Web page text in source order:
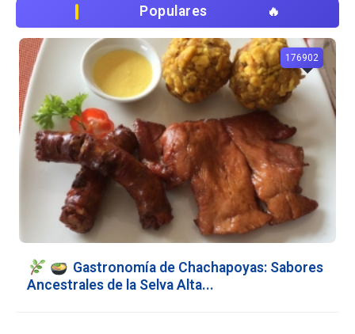
Populares
Gastronomía de Chachapoyas: Sabores
Ancestrales de la Selva Alta...
176902